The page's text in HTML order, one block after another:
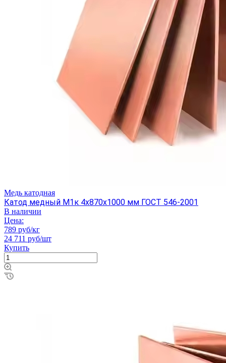
Медь катодная
Катод медный М1к 4х870х1000 мм ГОСТ 546-2001
В наличии
Цена:
789 руб/кг
24 711 руб/шт
Купить